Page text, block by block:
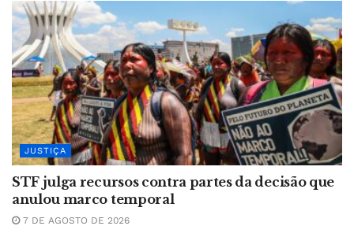
JUSTIÇA
STF julga recursos contra partes da decisão que
anulou marco temporal
7 DE AGOSTO DE 2026